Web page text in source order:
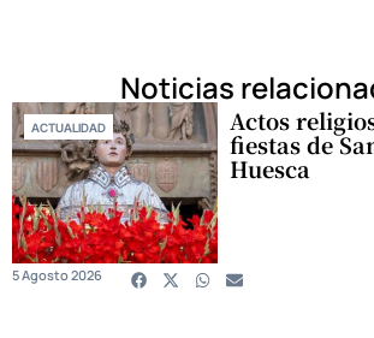
Noticias
ACTUALIDAD Actos
fiestas de
Huesca
5 Agosto 2026